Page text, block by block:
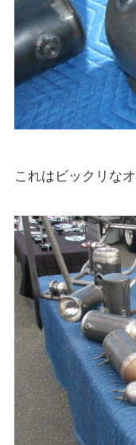
これはビックリな